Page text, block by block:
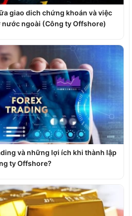
giao dich chứng khoán và việc
ngoài (Công ty Offshore)
và những lợi ích khi thành lập
ty Offshore?